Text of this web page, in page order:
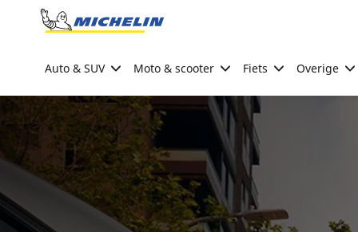
Go to page content
Auto & SUV Moto & scooter Fiets Overige